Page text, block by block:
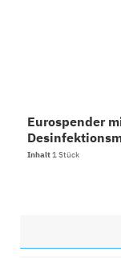
Eurospender
1 Stück
Inhalt1 Stück